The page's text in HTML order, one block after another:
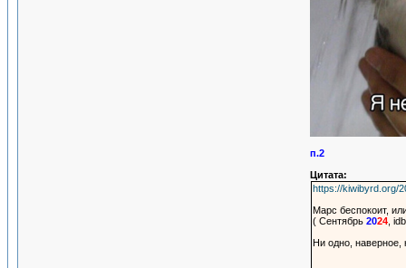
п.2
Цитата:
https://kiwibyrd.org/
Марс беспокоит,
( Сентябрь 2024 ,
Ни одно, наверное,